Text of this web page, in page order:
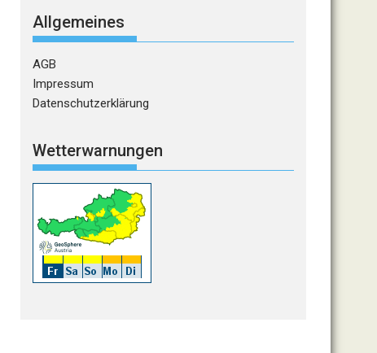
Allgemeines
AGB
Impressum
Datenschutzerklärung
Wetterwarnungen